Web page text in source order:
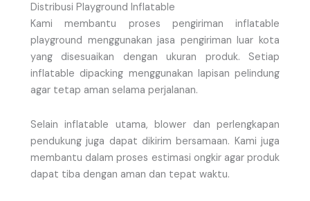
Distribusi Playground Inflatable
Kami membantu proses pengiriman inflatable
playground menggunakan jasa pengiriman luar kota
yang disesuaikan dengan ukuran produk. Setiap
inflatable dipacking menggunakan lapisan pelindung
agar tetap aman selama perjalanan.
Selain inflatable utama, blower dan perlengkapan
pendukung juga dapat dikirim bersamaan. Kami juga
membantu dalam proses estimasi ongkir agar produk
dapat tiba dengan aman dan tepat waktu.